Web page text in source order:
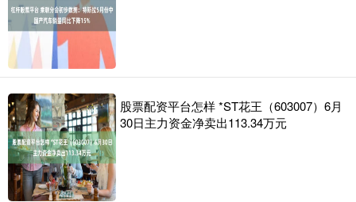
股票配资平台怎样 *ST花王（603007）6月
30日主力资金净卖出113.34万元